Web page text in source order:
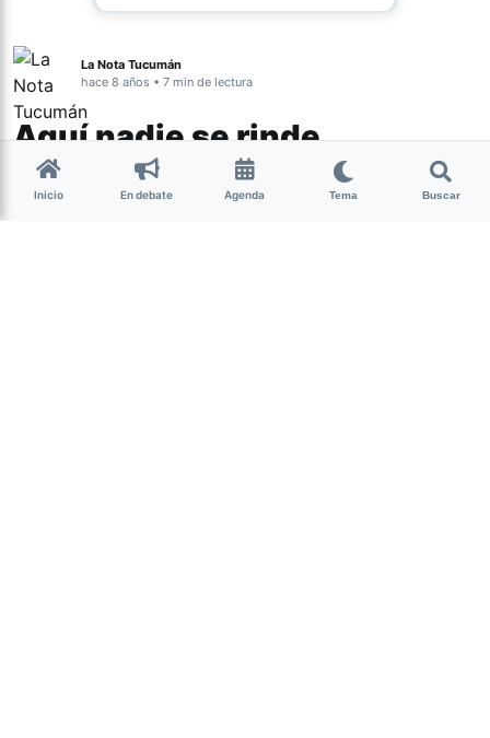
La Nota Tucumán
hace 8 años • 7 min de lectura
Aquí nadie se rinde
El proyecto Aquí nadie se rinde surgió para encontrar
una solución ante la decisión del gobierno municipal en
Inicio En debate Agenda Tema Buscar